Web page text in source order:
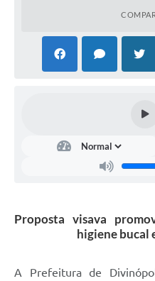
Proposta visava
higiene bucal
A Prefeitura de